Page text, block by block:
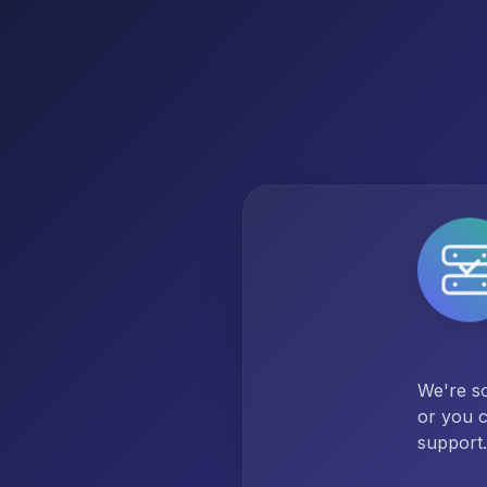
We're
or you
support.